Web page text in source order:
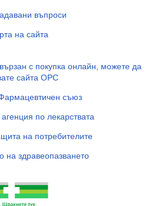
въпроси
на сайта
с покупка онлайн, можете да
сайта ОРС
съюз
по лекарствата
на потребителите
на здравеопазването